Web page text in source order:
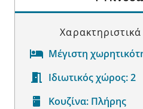
Μέγιστη
Ιδιωτικός χώρος:2
Κουζίνα: Πλήρης